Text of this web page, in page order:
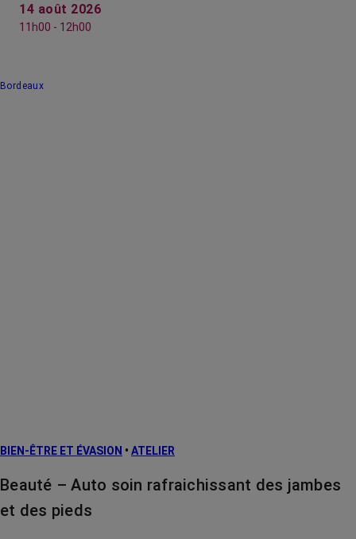
14 août 2026
11h00 - 12h00
Bordeaux
BIEN-ÊTRE ET ÉVASION • ATELIER
Beauté – Auto soin rafraichissant des jambes
et des pieds